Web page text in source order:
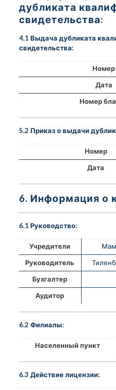
дубликата
свидетельства:
4.1 Выдача дубликата
свидетельства:
Номер
Дата
Номер
5.2 Приказ о выдачи
Номер
Дата
6. Информация о
6.1 Руководство:
Учредители
Руководитель
Бухгалтер
Аудитор
6.2 Филиалы:
Населенный пункт
6.3 Действие лицензии: